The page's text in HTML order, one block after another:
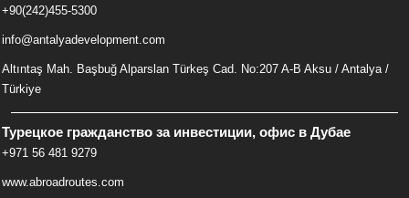
+90(242)455-5300
info@antalyadevelopment.com
Altıntaş Mah. Başbuğ Alparslan Türkeş Cad. No:207 A-B Aksu / Antalya /
Türkiye
Турецкое гражданство за инвестиции, офис в Дубае
+971 56 481 9279
www.abroadroutes.com